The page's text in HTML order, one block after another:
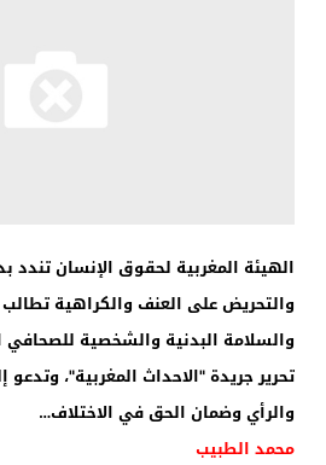
الهيئة المغربية لحقوق الإنسان تندد
والتحريض على العنف والكراهية
والسلامة البدنية والشخصية للصحافي
تحرير جريدة "الاحداث المغربية"،
والرأي وضمان الحق في الاختلاف…
محمد الطبيب